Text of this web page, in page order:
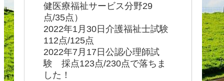
健医療福祉サービス分野29
点/35点）
2022年1月30日介護福祉士試験
112点/125点
2022年7月17日公認心理師試
験 採点123点/230点で落ちま
した！